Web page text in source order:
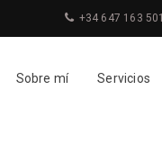
+34 647 163 501
Sobre mí Servicios